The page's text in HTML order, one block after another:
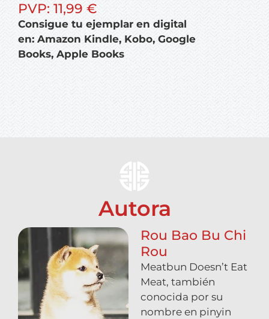
PVP: 11,99 €
Consigue tu ejemplar en digital
en: Amazon Kindle, Kobo, Google
Books, Apple Books
Autora
Rou Bao Bu Chi
Rou
Meatbun Doesn’t Eat
Meat, también
conocida por su
nombre en pinyin